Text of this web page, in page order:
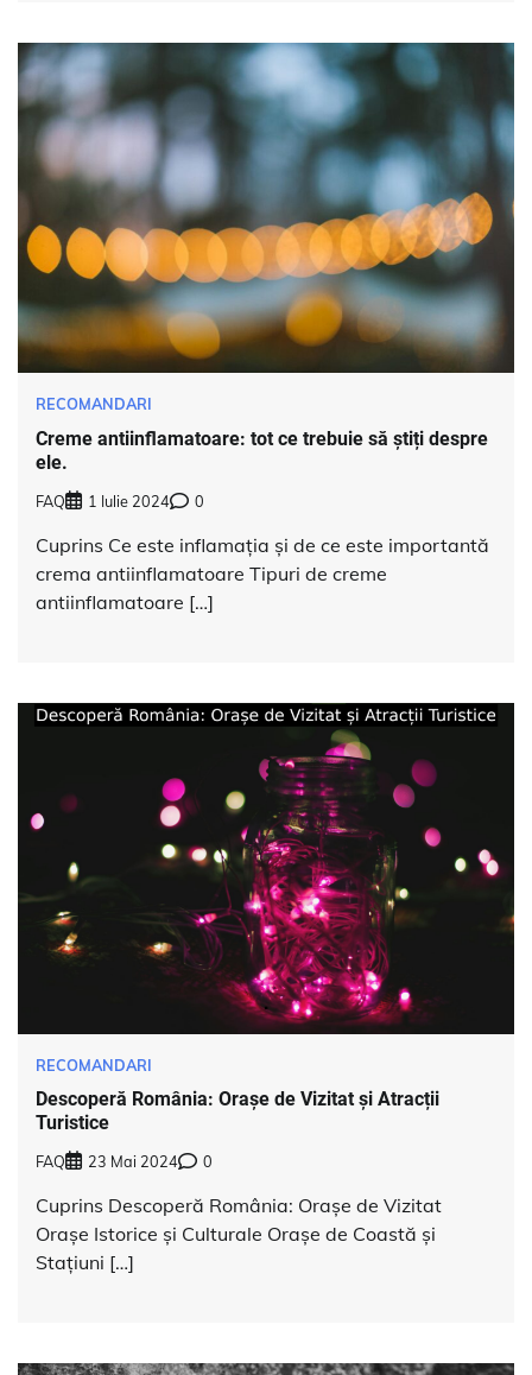
RECOMANDARI
Creme antiinflamatoare: tot ce trebuie să știți despre
ele.
FAQ 1 Iulie 2024 0
Cuprins Ce este inflamația și de ce este importantă
crema antiinflamatoare Tipuri de creme
antiinflamatoare […]
RECOMANDARI
Descoperă România: Orașe de Vizitat și Atracții
Turistice
FAQ 23 Mai 2024 0
Cuprins Descoperă România: Orașe de Vizitat
Orașe Istorice și Culturale Orașe de Coastă și
Stațiuni […]